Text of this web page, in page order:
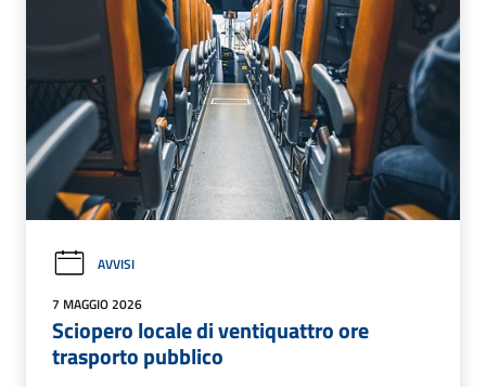
AVVISI
7 MAGGIO 2026
Sciopero locale di ventiquattro ore
trasporto pubblico